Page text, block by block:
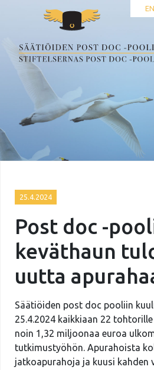
25.4.2024
Post doc -
keväthaun
uutta
Säätiöiden post doc pooliin
25.4.2024 kaikkiaan 22
noin 1,32 miljoonaa euroa
tutkimustyöhön. Apurahoista
jatkoapurahoja ja kuusi kahden